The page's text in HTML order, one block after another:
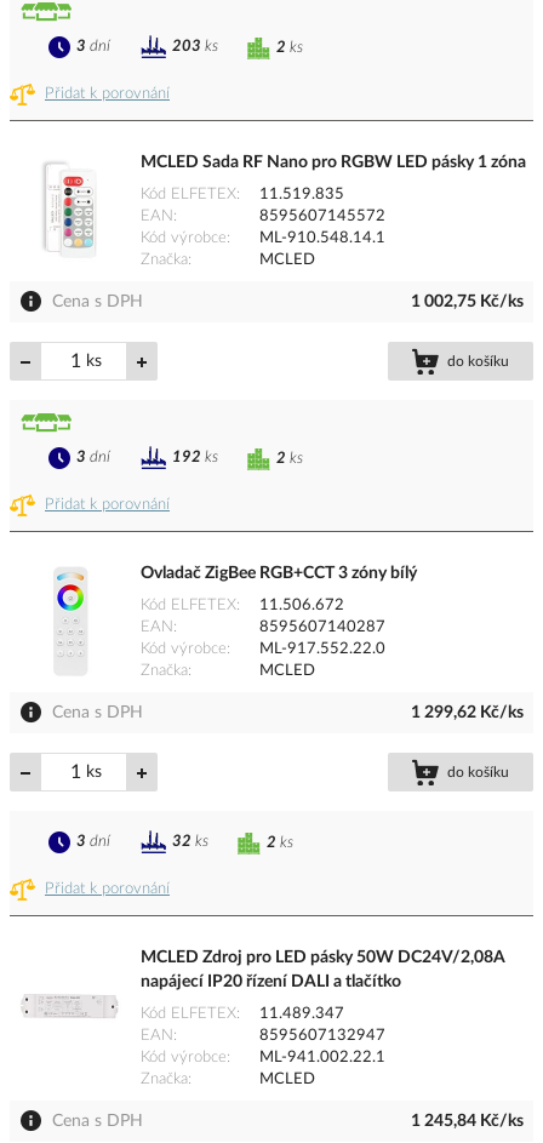
Přidat k porovnání
2 ks
3 dní 203 ks
MCLED Sada RF Nano pro RGBW LED pásky 1 zóna
Kód ELFETEX
11.519.835
EAN
8595607145572
Kód výrobce
ML-910.548.14.1
Značka
MCLED
Cena s DPH 1 002,75 Kč/ks
ks do košíku
Přidat k porovnání
2 ks
3 dní 192 ks
Ovladač ZigBee RGB+CCT 3 zóny bílý
Kód ELFETEX
11.506.672
EAN
8595607140287
Kód výrobce
ML-917.552.22.0
Značka
MCLED
Cena s DPH 1 299,62 Kč/ks
ks do košíku
Přidat k porovnání
2 ks
3 dní 32 ks
MCLED Zdroj pro LED pásky 50W DC24V/2,08A
napájecí IP20 řízení DALI a tlačítko
Kód ELFETEX
11.489.347
EAN
8595607132947
Kód výrobce
ML-941.002.22.1
Značka
MCLED
Cena s DPH 1 245,84 Kč/ks